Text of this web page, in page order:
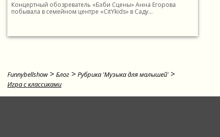
Концертный обозреватель «Бэби Сцены» Анна Егорова
побывала в семейном центре «CitYkids» в Саду...
Funnybellshow > Блог > Рубрика 'Музыка для малышей' >
Игра с классиками